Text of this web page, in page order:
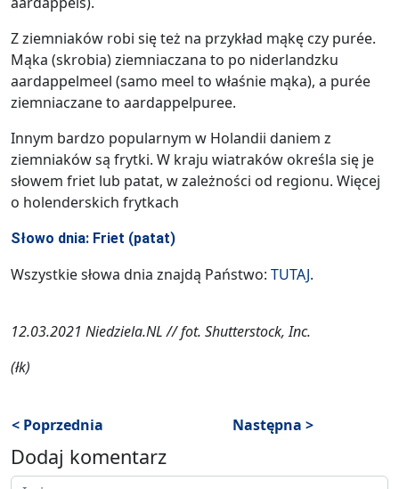
Z ziemniaków robi się też na przykład mąkę czy purée.
Mąka (skrobia) ziemniaczana to po niderlandzku
aardappelmeel (samo meel to właśnie mąka), a purée
ziemniaczane to aardappelpuree.
Innym bardzo popularnym w Holandii daniem z
ziemniaków są frytki. W kraju wiatraków określa się je
słowem friet lub patat, w zależności od regionu. Więcej
o holenderskich frytkach
Słowo dnia: Friet (patat)
Wszystkie słowa dnia znajdą Państwo: TUTAJ.
12.03.2021 Niedziela.NL // fot. Shutterstock, Inc.
(łk)
< Poprzednia Następna >
Dodaj komentarz